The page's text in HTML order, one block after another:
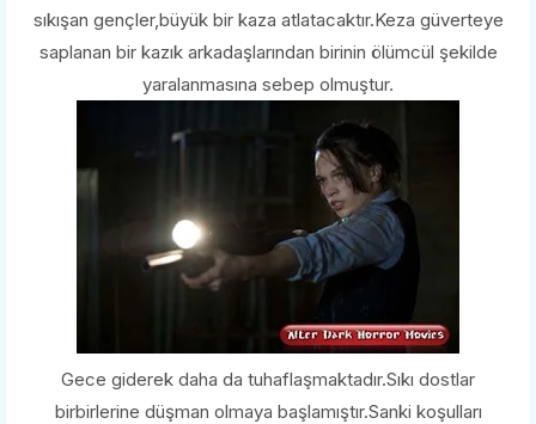
sıkışan gençler,büyük bir kaza atlatacaktır.Keza güverteye
saplanan bir kazık arkadaşlarından birinin ölümcül şekilde
yaralanmasına sebep olmuştur.
Gece giderek daha da tuhaflaşmaktadır.Sıkı dostlar
birbirlerine düşman olmaya başlamıştır.Sanki koşulları